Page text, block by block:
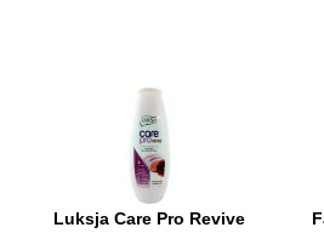
Luksja Care Pro Revive